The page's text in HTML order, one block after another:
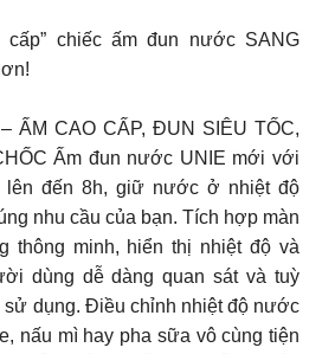
chiếc ấm đun nước SANG
ẤM CAO CẤP, ĐUN SIÊU TỐC,
Ấm đun nước UNIE mới với
lên đến 8h, giữ nước ở nhiệt độ
nhu cầu của bạn. Tích hợp màn
thông minh, hiển thị nhiệt độ và
dùng dễ dàng quan sát và tuỳ
sử dụng. Điều chỉnh nhiệt độ nước
nấu mì hay pha sữa vô cùng tiện